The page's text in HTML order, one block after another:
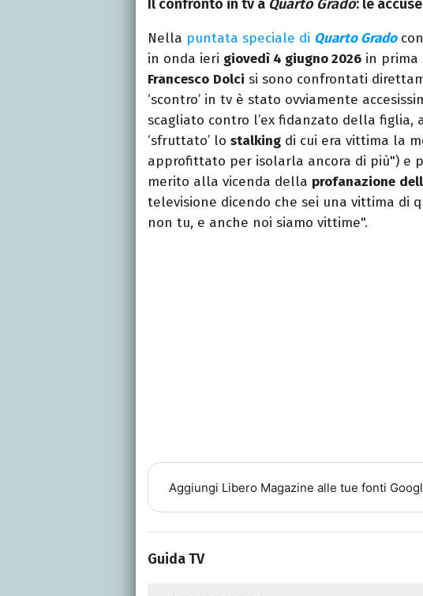
Il confronto in tv a Quarto Grado: le
Nella puntata speciale di Quarto Grado
in onda ieri giovedì 4 giugno 2026 in prima
Francesco Dolci si sono confrontati
‘scontro’ in tv è stato ovviamente
scagliato contro l’ex fidanzato della figlia,
‘sfruttato’ lo stalking di cui era vittima la
approfittato per isolarla ancora di più") e
merito alla vicenda della profanazione
televisione dicendo che sei una vittima di
non tu, e anche noi siamo vittime".
Aggiungi Libero Magazine alle tue fonti
Guida TV